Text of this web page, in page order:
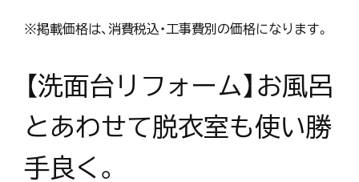
※掲載価格は、消費税込・工事費別の価格になります。
【洗面台リフォーム】お風呂
とあわせて脱衣室も使い勝
手良く。